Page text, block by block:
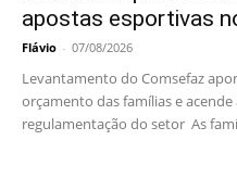
apostas esportivas
Flávio - 07/08/2026
Levantamento do Comsefaz
orçamento das famílias e
regulamentação do setor As